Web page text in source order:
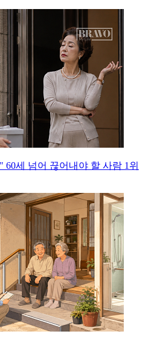
세 넘어 끊어내야 할 사람 1위